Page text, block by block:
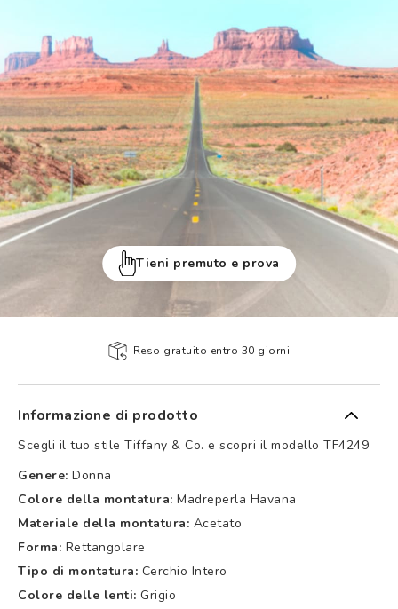
Tieni premuto e prova
Reso gratuito entro 30 giorni
Informazione di prodotto
Scegli il tuo stile Tiffany & Co. e scopri il modello TF4249
Genere: Donna
Colore della montatura: Madreperla Havana
Materiale della montatura: Acetato
Forma: Rettangolare
Tipo di montatura: Cerchio Intero
Colore delle lenti: Grigio